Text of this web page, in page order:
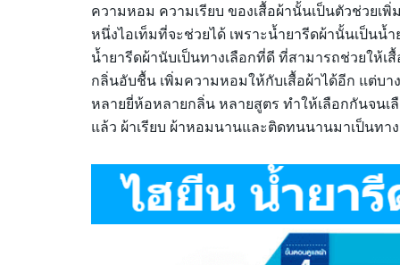
ความหอม ความเรียบ ของเสื้อผ้านั้นเป็นตัวช่วยเ
หนึ่งไอเท็มที่จะช่วยได้ เพราะน้ำยารีดผ้านั้นเป็น
น้ำยารีดผ้านับเป็นทางเลือกที่ดี ที่สามารถช่วยให้เ
กลิ่นอับชื้น เพิ่มความหอมให้กับเสื้อผ้าได้อีก แต่บา
หลายยี่ห้อหลายกลิ่น หลายสูตร ทำให้เลือกกันจนเ
แล้ว ผ้าเรียบ ผ้าหอมนานและติดทนนานมาเป็นทา